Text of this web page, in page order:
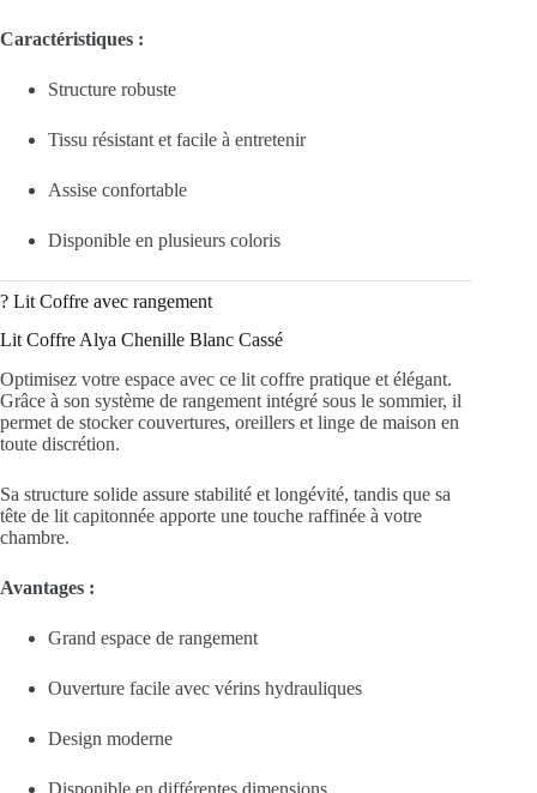
Caractéristiques :
Structure robuste
Tissu résistant et facile à entretenir
Assise confortable
Disponible en plusieurs coloris
?️ Lit Coffre avec rangement
Lit Coffre Alya Chenille Blanc Cassé
Optimisez votre espace avec ce lit coffre pratique et élégant.
Grâce à son système de rangement intégré sous le sommier, il
permet de stocker couvertures, oreillers et linge de maison en
toute discrétion.
Sa structure solide assure stabilité et longévité, tandis que sa
tête de lit capitonnée apporte une touche raffinée à votre
chambre.
Avantages :
Grand espace de rangement
Ouverture facile avec vérins hydrauliques
Design moderne